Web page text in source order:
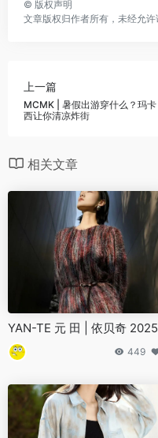
© 版权声明
文章版权归作者所有，未经允许
上一篇
MCMK | 暑假出游穿什么？玛卡
西让你清凉炸街
相关文章
YAN-TE 元 田 | 依贝奇
449